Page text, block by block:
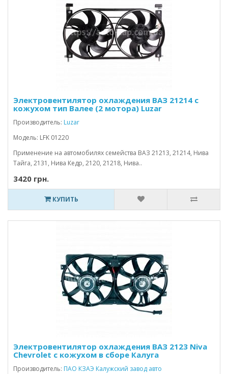
Электровентилятор охлаждения ВАЗ 21214 с
кожухом тип Валее (2 мотора) Luzar
Производитель: Luzar
Модель: LFK 01220
Применение на автомобилях семейства ВАЗ 21213, 21214, Нива
Тайга, 2131, Нива Кедр, 2120, 21218, Нива..
3420 грн.
КУПИТЬ
Электровентилятор охлаждения ВАЗ 2123 Niva
Chevrolet с кожухом в сборе Калуга
Производитель: ПАО КЗАЭ Калужский завод авто